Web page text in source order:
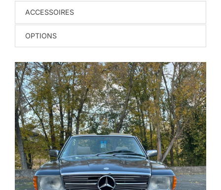
ACCESSOIRES
OPTIONS